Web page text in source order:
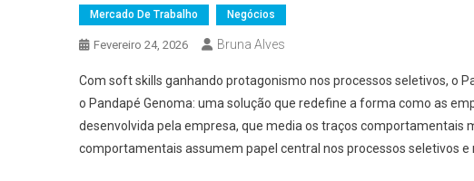
Mercado De Trabalho Negócios
Fevereiro 24, 2026 Bruna Alves
Com soft skills ganhando protagonismo nos processos seletivos, o
o Pandapé Genoma: uma solução que redefine a forma como as
desenvolvida pela empresa, que media os traços comportamentais
comportamentais assumem papel central nos processos seletivos e